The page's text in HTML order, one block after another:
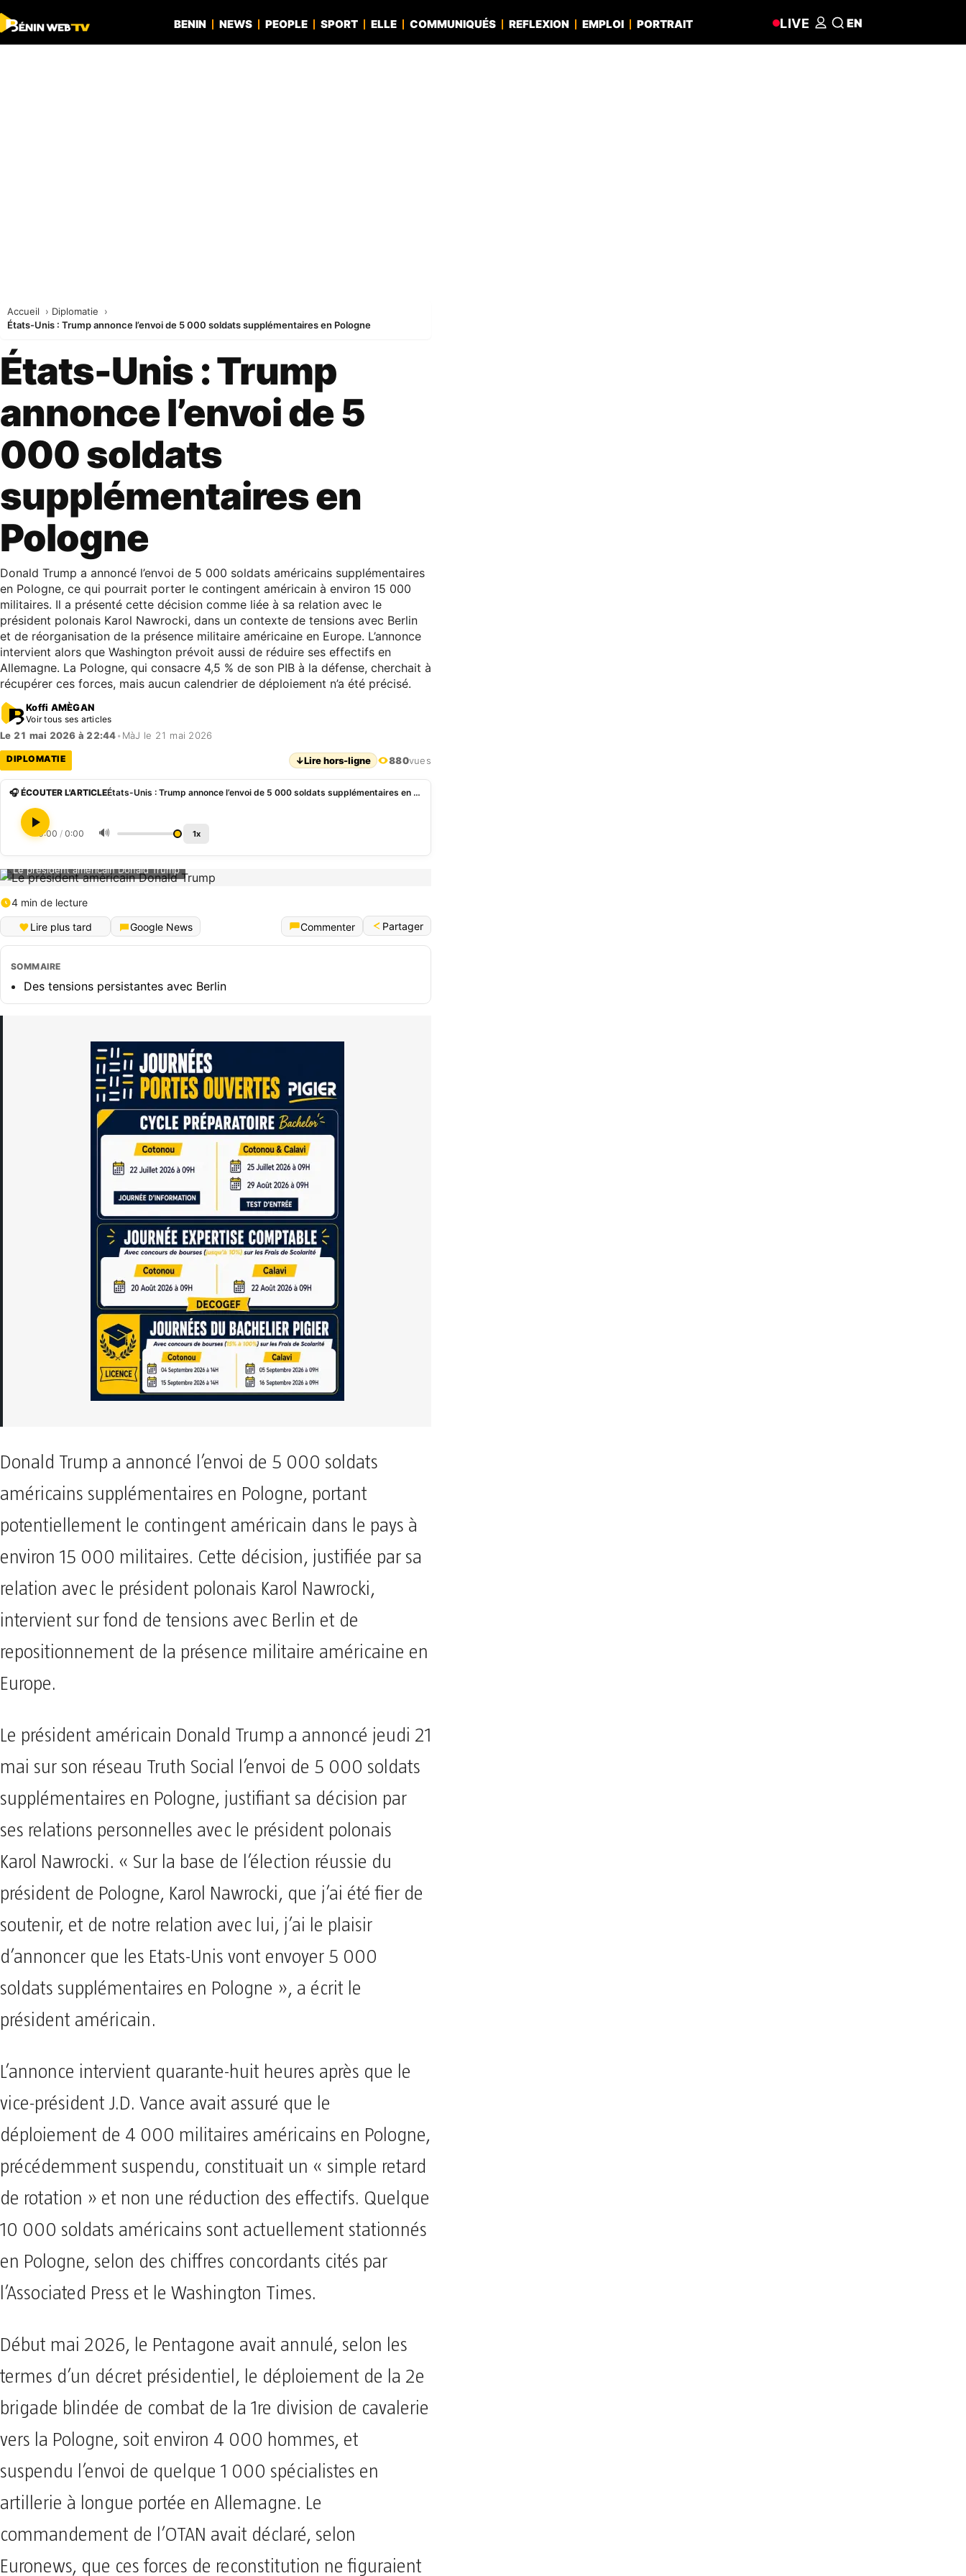
BENIN NEWS PEOPLE SPORT ELLE COMMUNIQUÉS REFLEXION EMPLOI PORTRAIT LIVE EN
Accueil
Diplomatie
États-Unis : Trump annonce l’envoi de 5 000 soldats supplémentaires en Pologne
États-Unis : Trump
annonce l’envoi de 5
000 soldats
supplémentaires en
Pologne
Donald Trump a annoncé l’envoi de 5 000 soldats américains supplémentaires
en Pologne, ce qui pourrait porter le contingent américain à environ 15 000
militaires. Il a présenté cette décision comme liée à sa relation avec le
président polonais Karol Nawrocki, dans un contexte de tensions avec Berlin
et de réorganisation de la présence militaire américaine en Europe. L’annonce
intervient alors que Washington prévoit aussi de réduire ses effectifs en
Allemagne. La Pologne, qui consacre 4,5 % de son PIB à la défense, cherchait à
récupérer ces forces, mais aucun calendrier de déploiement n’a été précisé.
Koffi AMÈGAN
Voir tous ses articles
Le 21 mai 2026 à 22:44• MàJ le 21 mai 2026
DIPLOMATIE ↓Lire hors-ligne 880vues
🎧 ÉCOUTER L'ARTICLE États-Unis : Trump annonce l’envoi de 5 000 soldats supplémentaires en Pologne
0:00 / 0:00 🔊 1x
Le président américain Donald Trump
4 min de lecture
Lire plus tard
Google News Commenter Partager
SOMMAIRE
Des tensions persistantes avec Berlin
Donald Trump a annoncé l’envoi de 5 000 soldats
américains supplémentaires en Pologne, portant
potentiellement le contingent américain dans le pays à
environ 15 000 militaires. Cette décision, justifiée par sa
relation avec le président polonais Karol Nawrocki,
intervient sur fond de tensions avec Berlin et de
repositionnement de la présence militaire américaine en
Europe.
Le président américain Donald Trump a annoncé jeudi 21
mai sur son réseau Truth Social l’envoi de 5 000 soldats
supplémentaires en Pologne, justifiant sa décision par
ses relations personnelles avec le président polonais
Karol Nawrocki. « Sur la base de l’élection réussie du
président de Pologne, Karol Nawrocki, que j’ai été fier de
soutenir, et de notre relation avec lui, j’ai le plaisir
d’annoncer que les Etats-Unis vont envoyer 5 000
soldats supplémentaires en Pologne », a écrit le
président américain.
L’annonce intervient quarante-huit heures après que le
vice-président J.D. Vance avait assuré que le
déploiement de 4 000 militaires américains en Pologne,
précédemment suspendu, constituait un « simple retard
de rotation » et non une réduction des effectifs. Quelque
10 000 soldats américains sont actuellement stationnés
en Pologne, selon des chiffres concordants cités par
l’Associated Press et le Washington Times.
Début mai 2026, le Pentagone avait annulé, selon les
termes d’un décret présidentiel, le déploiement de la 2e
brigade blindée de combat de la 1re division de cavalerie
vers la Pologne, soit environ 4 000 hommes, et
suspendu l’envoi de quelque 1 000 spécialistes en
artillerie à longue portée en Allemagne. Le
commandement de l’OTAN avait déclaré, selon
Euronews, que ces forces de reconstitution ne figuraient